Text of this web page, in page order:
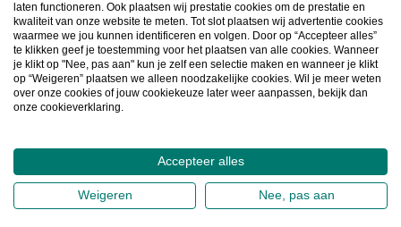
Lid worden
Snel navigeren
2026©Thuiswinkel.org
Privacybeleid Cookieverklaring Sitemap
laten functioneren. Ook plaatsen wij prestatie cookies om de prestatie en
kwaliteit van onze website te meten. Tot slot plaatsen wij advertentie cookies
waarmee we jou kunnen identificeren en volgen. Door op “Accepteer alles”
te klikken geef je toestemming voor het plaatsen van alle cookies. Wanneer
je klikt op "Nee, pas aan" kun je zelf een selectie maken en wanneer je klikt
op “Weigeren” plaatsen we alleen noodzakelijke cookies. Wil je meer weten
over onze cookies of jouw cookiekeuze later weer aanpassen, bekijk dan
onze cookieverklaring.
Accepteer alles
Weigeren Nee, pas aan